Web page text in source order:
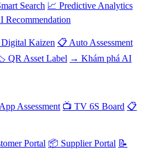
Search 📈 Predictive Analytics
Recommendation
Kaizen 📋 Auto Assessment
QR Asset Label → Khám phá AI
Assessment 📺 TV 6S Board 📋
Portal 📦 Supplier Portal 📝